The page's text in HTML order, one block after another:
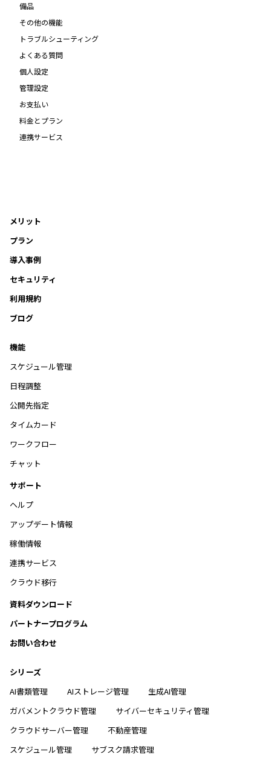
備品
その他の機能
トラブルシューティング
よくある質問
個人設定
管理設定
お支払い
料金とプラン
連携サービス
メリット
プラン
導入事例
セキュリティ
利用規約
ブログ
機能
スケジュール管理
日程調整
公開先指定
タイムカード
ワークフロー
チャット
サポート
ヘルプ
アップデート情報
稼働情報
連携サービス
クラウド移行
資料ダウンロード
パートナープログラム
お問い合わせ
シリーズ
AI書類管理
AIストレージ管理
生成AI管理
ガバメントクラウド管理
サイバーセキュリティ管理
クラウドサーバー管理
不動産管理
スケジュール管理
サブスク請求管理